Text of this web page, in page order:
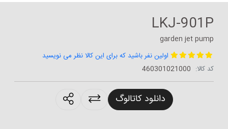
LKJ-901P
garden jet pump
اولین نفر باشید که برای این کالا نظر می نویسید
کد کالا: 460301021000
دانلود کاتالوگ